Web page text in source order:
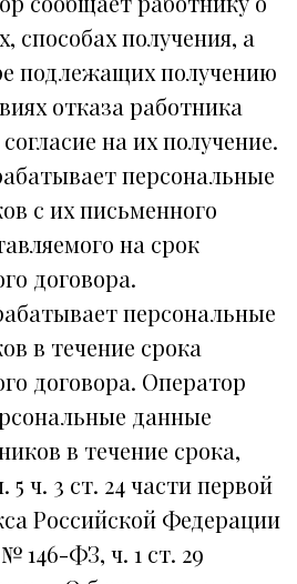
способах получения, а
подлежащих получению
отказа работника
на их получение.
персональные
с их письменного
на срок
договора.
персональные
в течение срока
договора. Оператор
данные
в течение срока,
5 ч. 3 ст. 24 части первой
Российской Федерации
146-ФЗ, ч. 1 ст. 29